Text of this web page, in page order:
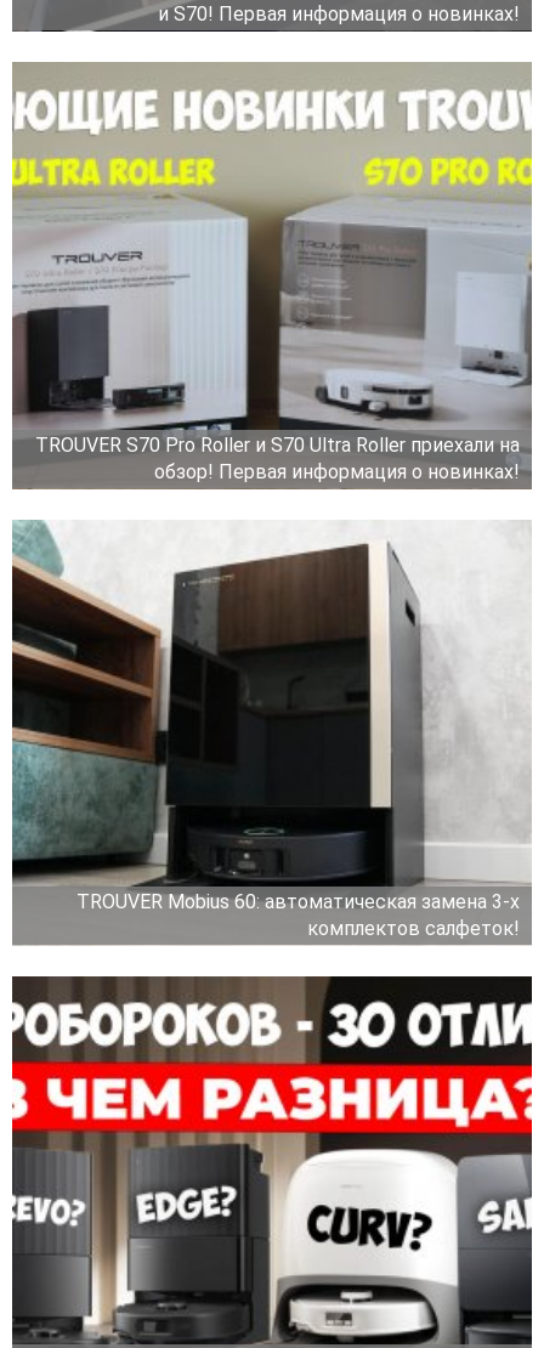
и S70! Первая информация о новинках!
TROUVER S70 Pro Roller и S70 Ultra Roller приехали на
обзор! Первая информация о новинках!
TROUVER Mobius 60: автоматическая замена 3-х
комплектов салфеток!